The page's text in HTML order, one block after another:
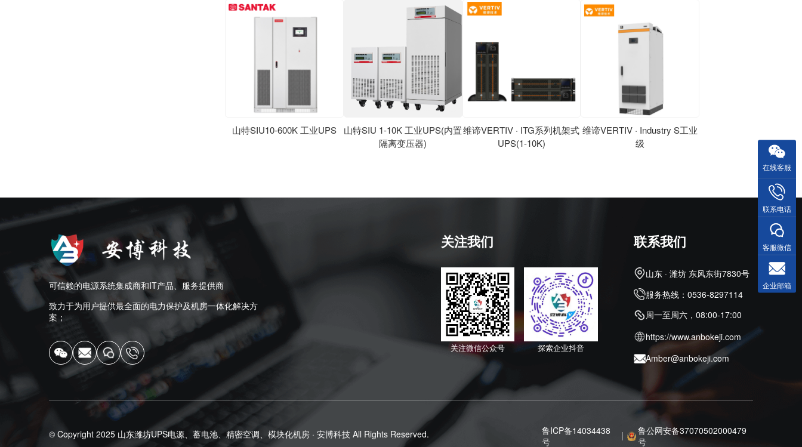
山特SIU10-600K 工业UPS
山特SIU 1-10K 工业UPS(内置
隔离变压器)
维谛VERTIV · ITG系列机架式
UPS(1-10K)
维谛VERTIV · Industry S工业
级
可信赖的电源系统集成商和IT产品、服务提供商
致力于为用户提供最全面的电力保护及机房一体化解决方
案；
关注我们
关注微信公众号 探索企业抖音
联系我们
山东 · 潍坊 东风东街7830号
服务热线：0536-8297114
周一至周六，08:00-17:00
https://www.anbokeji.com
Amber@anbokeji.com
© Copyright 2025 山东潍坊UPS电源、蓄电池、精密空调、模块化机房 · 安博科技 All Rights Reserved.
鲁ICP备14034438
号
鲁公网安备37070502000479
号
在线客服
联系电话
客服微信
企业邮箱